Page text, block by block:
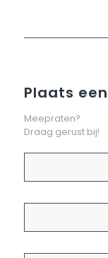
Plaats
Meepraten?
Draag gerust bij!